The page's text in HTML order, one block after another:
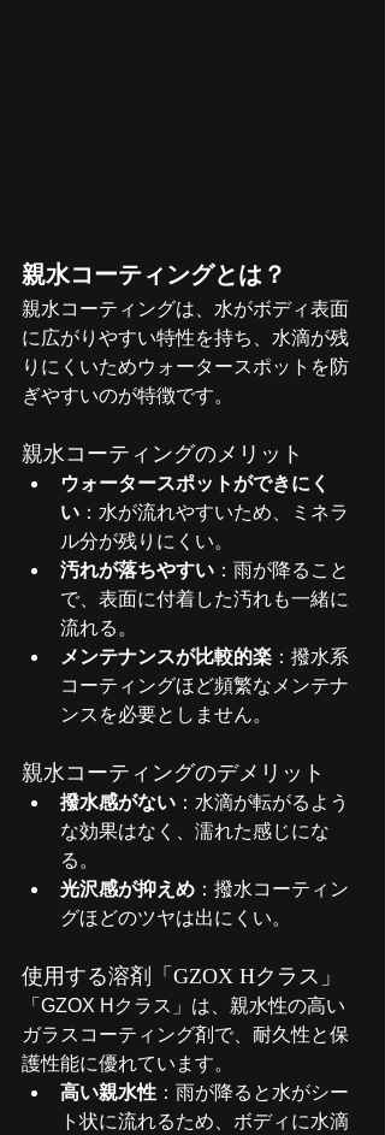
親水コーティングとは？
親水コーティングは、水がボディ表面
に広がりやすい特性を持ち、水滴が残
りにくいためウォータースポットを防
ぎやすいのが特徴です。
親水コーティングのメリット
ウォータースポットができにく
い ：水が流れやすいため、ミネラ
ル分が残りにくい。
汚れが落ちやすい ：雨が降ること
で、表面に付着した汚れも一緒に
流れる。
メンテナンスが比較的楽 ：撥水系
コーティングほど頻繁なメンテナ
ンスを必要としません。
親水コーティングのデメリット
撥水感がない ：水滴が転がるよう
な効果はなく、濡れた感じにな
る。
光沢感が抑えめ ：撥水コーティン
グほどのツヤは出にくい。
使用する溶剤「GZOX Hクラス」
「GZOX Hクラス」は、親水性の高い
ガラスコーティング剤で、耐久性と保
護性能に優れています。
高い親水性 ：雨が降ると水がシー
ト状に流れるため、ボディに水滴